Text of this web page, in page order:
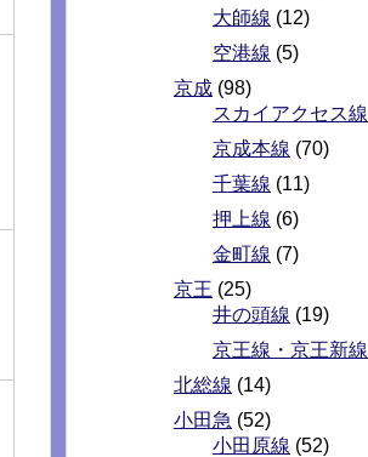
大師線 (12)
空港線 (5)
京成 (98)
スカイアクセス線
京成本線 (70)
千葉線 (11)
押上線 (6)
金町線 (7)
京王 (25)
井の頭線 (19)
京王線・京王新線
北総線 (14)
小田急 (52)
小田原線 (52)